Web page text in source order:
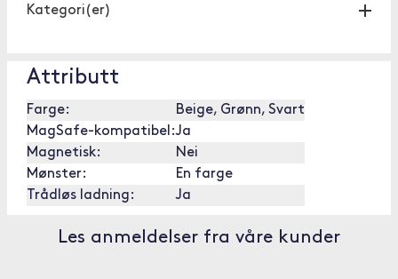
Kategori(er)
Attributt
Farge:
Beige, Grønn, Svart
MagSafe-kompatibel:Ja
Magnetisk:
Nei
Mønster:
En farge
Trådløs ladning:
Ja
Les anmeldelser fra våre kunder